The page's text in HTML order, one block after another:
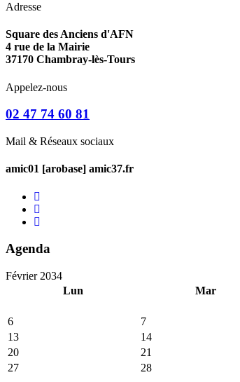
Adresse
Square des Anciens d'AFN
4 rue de la Mairie
37170 Chambray-lès-Tours
Appelez-nous
02 47 74 60 81
Mail & Réseaux sociaux
amic01 [arobase] amic37.fr
Agenda
Février 2034
Lun
Mar
6
7
13
14
20
21
27
28